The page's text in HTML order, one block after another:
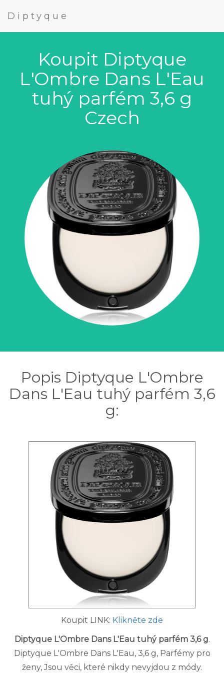
Diptyque
Koupit Diptyque
L'Ombre Dans L'Eau
tuhý parfém 3,6 g
Czech
Popis Diptyque L'Ombre
Dans L'Eau tuhý parfém 3,6
g:
Koupit LINK: Klikněte zde
Diptyque L'Ombre Dans L'Eau tuhý parfém 3,6 g.
Diptyque L'Ombre Dans L'Eau, 3,6 g, Parfémy pro
ženy, Jsou věci, které nikdy nevyjdou z módy.